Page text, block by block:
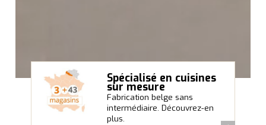
Spécialisé en cuisines
sur mesure
Fabrication belge sans
intermédiaire. Découvrez-en
plus.